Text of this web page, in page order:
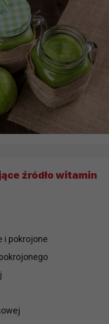
źródło witamin
i pokrojone